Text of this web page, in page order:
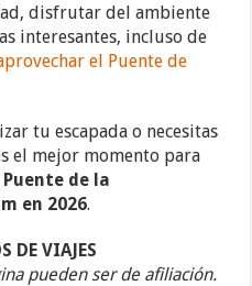
disfrutar del ambiente
interesantes, incluso de
el Puente de
tu escapada o necesitas
el mejor momento para
Puente de la
en 2026.
DE VIAJES
pueden ser de afiliación.